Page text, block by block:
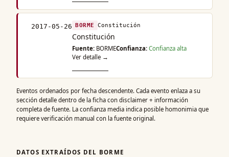
2017-05-26 BORME Constitución
Constitución
Fuente: BORMEConfianza: Confianza alta
Ver detalle →
Eventos ordenados por fecha descendente. Cada evento enlaza a su
sección detalle dentro de la ficha con disclaimer + información
completa de fuente. La confianza media indica posible homonimia que
requiere verificación manual con la fuente original.
DATOS EXTRAÍDOS DEL BORME